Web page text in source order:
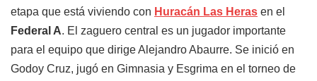
etapa que está viviendo con Huracán Las Heras en el
Federal A. El zaguero central es un jugador importante
para el equipo que dirige Alejandro Abaurre. Se inició en
Godoy Cruz, jugó en Gimnasia y Esgrima en el torneo de